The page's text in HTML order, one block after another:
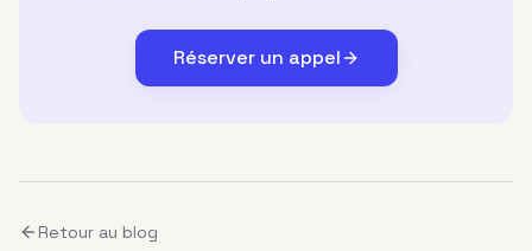
Réserver un appel
Retour au blog